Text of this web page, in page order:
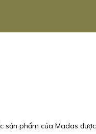
sản phẩm của Madas